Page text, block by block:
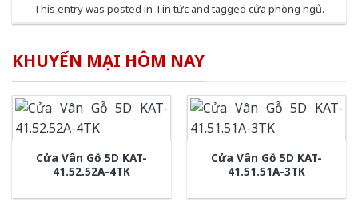
This entry was posted in Tin tức and tagged cửa phòng ngủ.
KHUYẾN MẠI HÔM NAY
Cửa Vân Gỗ 5D KAT-
41.52.52A-4TK
Cửa Vân Gỗ 5D KAT-
41.51.51A-3TK